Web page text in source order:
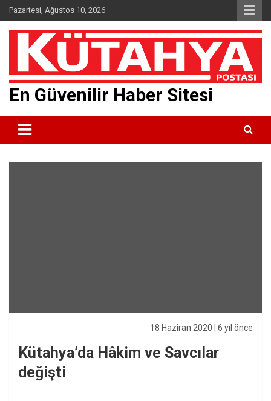
Skip
to
content
Pazartesi, Ağustos 10, 2026
En Güvenilir Haber Sitesi
18 Haziran 2020 | 6 yıl önce
Kütahya’da Hâkim ve Savcılar
değişti